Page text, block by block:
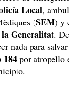
Local,
(SEM) y
Generalitat.
nada para
184 por atropello